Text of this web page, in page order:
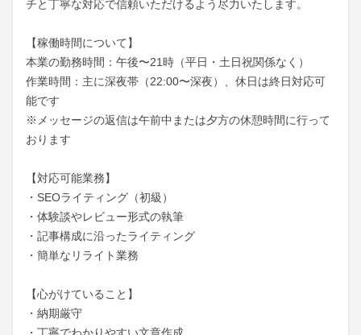
チと丁寧な対応で信頼いただけるよう尽力いたします。
【稼働時間について】
本業の勤務時間：午後〜21時（平日・土日祝関係なく）
作業時間：主に深夜帯（22:00〜深夜）、休日は終日対応可
能です
※メッセージの返信は午前中または夕方の休憩時間に行って
おります
【対応可能業務】
・SEOライティング（初級）
・体験談やレビュー形式の執筆
・記事構成に沿ったライティング
・簡単なリライト業務
【心がけていること】
・納期厳守